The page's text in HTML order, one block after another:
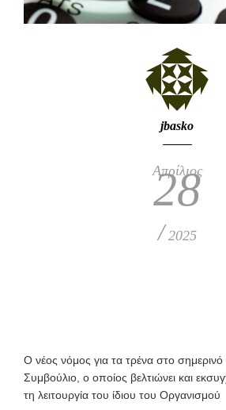
jbasko
Απρίλιος
28
/ 2025
O νέος νόμος για τα τρένα στο
Συμβούλιο, ο οποίος βελτιώνει και
τη λειτουργία του ίδιου του Οργανισμού